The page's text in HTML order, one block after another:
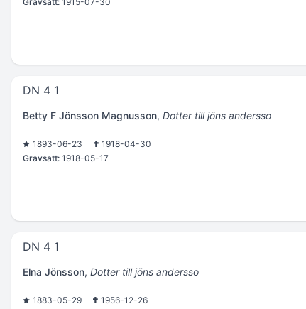
DN 4 1
Betty F Jönsson Magnusson, Dotter till jöns andersso
1893-06-23
1918-04-30
Gravsatt: 1918-05-17
DN 4 1
Elna Jönsson, Dotter till jöns andersso
1883-05-29
1956-12-26